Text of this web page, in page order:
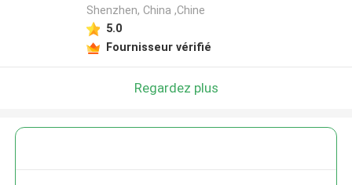
Shenzhen, China ,Chine
5.0
Fournisseur vérifié
Regardez plus